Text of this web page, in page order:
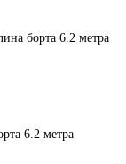
борта 6.2 метра
6.2 метра